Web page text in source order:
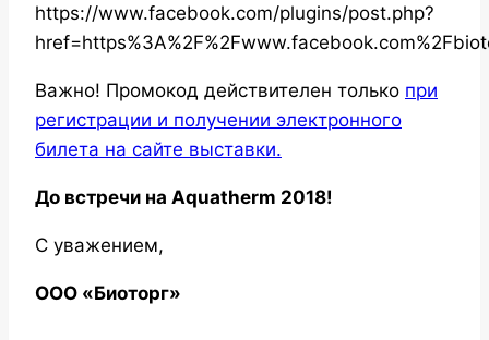
https://www.facebook.com/plugins/post.php?
Важно! Промокод действителен только при
регистрации и получении электронного
билета на сайте выставки.
До встречи на Aquatherm 2018!
С уважением,
ООО «Биоторг»